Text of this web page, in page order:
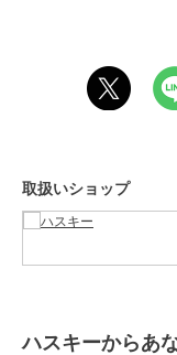
汗や雨などで濡れた場
持のため、できるだけ
ブランド
取扱いショップ
ハスキーからあ